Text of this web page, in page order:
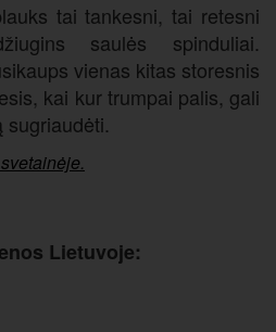
tai tankesni, tai retesni
saulės spinduliai.
vienas kitas storesnis
kai kur trumpai palis, gali
sugriaudėti.
Lietuvoje: